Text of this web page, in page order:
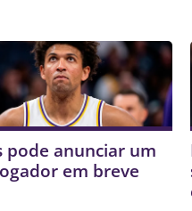
pode anunciar um
em breve